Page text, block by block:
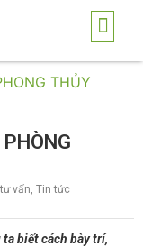
THỦY
vấn, Tin tức
biết cách bày trí,